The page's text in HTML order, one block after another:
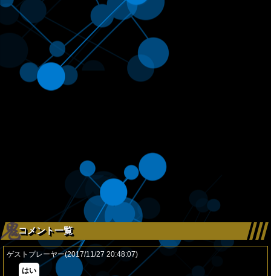
コメント一覧
ゲストプレーヤー(2017/11/27 20:48:07)
はい